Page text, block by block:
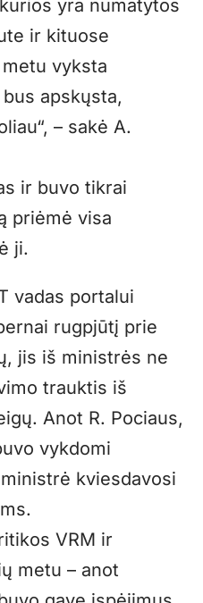
yra numatytos
ir kituose
vyksta
apskųsta,
– sakė A.
ir buvo tikrai
priėmė visa
ji.
vadas portalui
rugpjūtį prie
jis iš ministrės ne
trauktis iš
Anot R. Pociaus,
vykdomi
kviesdavosi
VRM ir
metu – anot